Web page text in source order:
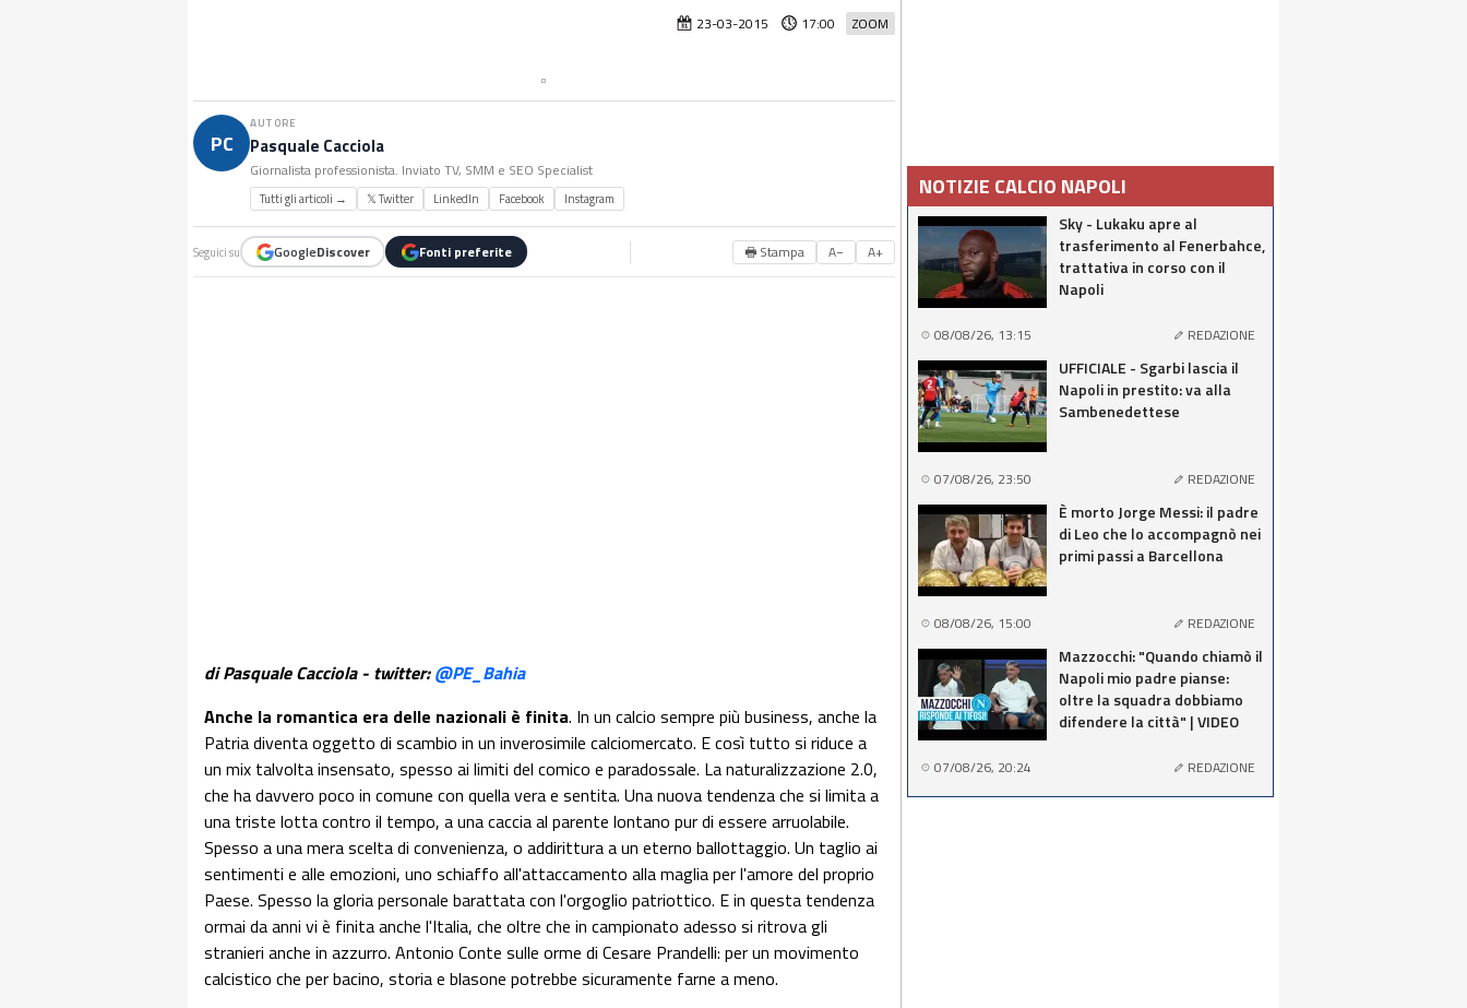
ZOOM
23-03-2015 17:00
PC
AUTORE
Pasquale Cacciola
Giornalista professionista. Inviato TV, SMM e SEO Specialist
Tutti gli articoli → 𝕏 Twitter LinkedIn Facebook Instagram
Seguici su GoogleDiscover Fonti preferite 🖶 Stampa A− A+
di Pasquale Cacciola - twitter:@PE_Bahia
Anche la romantica era delle nazionali è finita. In un calcio sempre più business, anche la
Patria diventa oggetto di scambio in un inverosimile calciomercato. E così tutto si riduce a
un mix talvolta insensato, spesso ai limiti del comico e paradossale. La naturalizzazione 2.0,
che ha davvero poco in comune con quella vera e sentita. Una nuova tendenza che si limita a
una triste lotta contro il tempo, a una caccia al parente lontano pur di essere arruolabile.
Spesso a una mera scelta di convenienza, o addirittura a un eterno ballottaggio. Un taglio ai
sentimenti e alle emozioni, uno schiaffo all'attaccamento alla maglia per l'amore del proprio
Paese. Spesso la gloria personale barattata con l'orgoglio patriottico. E in questa tendenza
ormai da anni vi è finita anche l'Italia, che oltre che in campionato adesso si ritrova gli
stranieri anche in azzurro. Antonio Conte sulle orme di Cesare Prandelli: per un movimento
calcistico che per bacino, storia e blasone potrebbe sicuramente farne a meno.
NOTIZIE CALCIO NAPOLI
Sky - Lukaku apre al
trasferimento al Fenerbahce,
trattativa in corso con il
Napoli
08/08/26, 13:15 REDAZIONE
UFFICIALE - Sgarbi lascia il
Napoli in prestito: va alla
Sambenedettese
07/08/26, 23:50 REDAZIONE
È morto Jorge Messi: il padre
di Leo che lo accompagnò nei
primi passi a Barcellona
08/08/26, 15:00 REDAZIONE
Mazzocchi: "Quando chiamò il
Napoli mio padre pianse:
oltre la squadra dobbiamo
difendere la città" | VIDEO
07/08/26, 20:24 REDAZIONE